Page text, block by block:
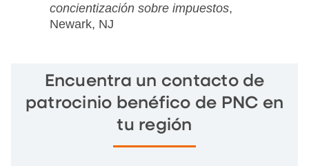
concientización sobre impuestos,
Newark, NJ
Encuentra un contacto de
patrocinio benéfico de PNC en
tu región